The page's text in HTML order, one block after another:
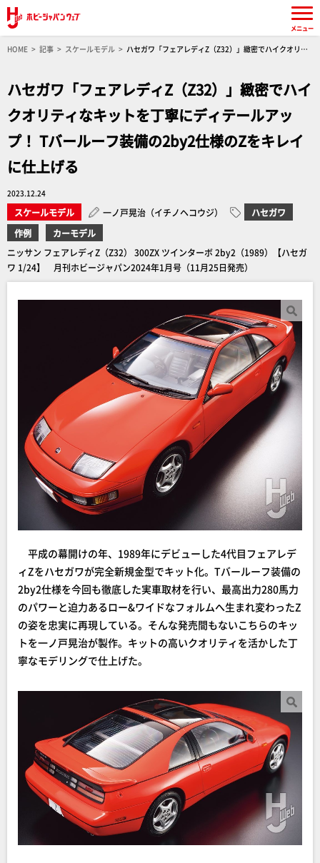
HOME 記事 スケールモデル
ハセガワ「フェアレディZ（Z32）」緻密でハイクオリテ
ハセガワ「フェアレディZ（Z32）」緻密でハイ
クオリティなキットを丁寧にディテールアッ
プ！ Tバールーフ装備の2by2仕様のZをキレイ
に仕上げる
2023.12.24
スケールモデル 一ノ戸晃治（イチノヘコウジ）
ハセガワ
作例
カーモデル
ニッサン フェアレディZ（Z32） 300ZX ツインターボ 2by2（1989）【ハセガ
ワ 1/24】 月刊ホビージャパン2024年1月号（11月25日発売）
平成の幕開けの年、1989年にデビューした4代目フェアレデ
ィZをハセガワが完全新規金型でキット化。Tバールーフ装備の
2by2仕様を今回も徹底した実車取材を行い、最高出力280馬力
のパワーと迫力あるロー&ワイドなフォルムへ生まれ変わったZ
の姿を忠実に再現している。そんな発売間もないこちらのキッ
トを一ノ戸晃治が製作。キットの高いクオリティを活かした丁
寧なモデリングで仕上げた。
メニュー